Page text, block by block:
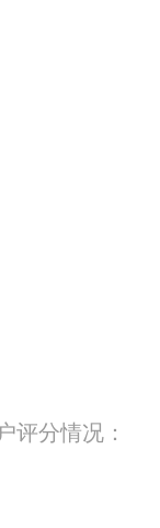
评分情况：